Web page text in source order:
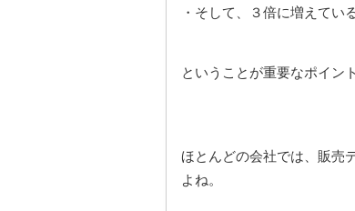
・そして、３倍に増えてい
ということが重要なポイン
ほとんどの会社では、販売
よね。